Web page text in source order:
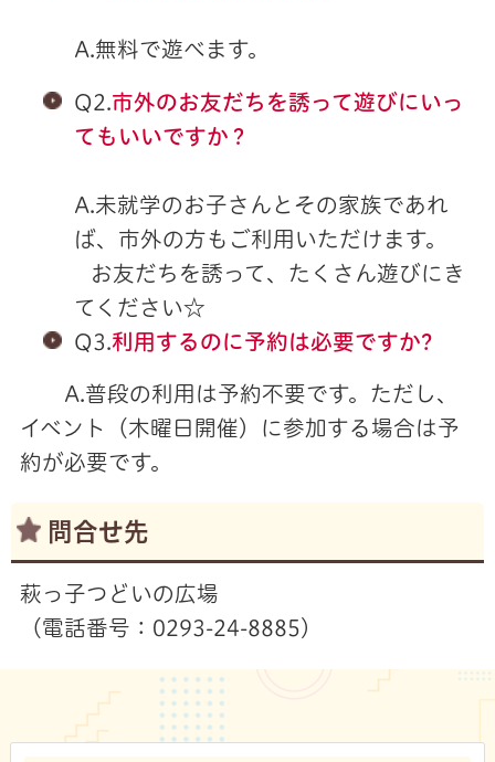
A.無料で遊べます。
Q2. 市外のお友だちを誘って遊びにいっ
てもいいですか？
A.未就学のお子さんとその家族であれ
ば、市外の方もご利用いただけます。
お友だちを誘って、たくさん遊びにき
てください☆
Q3. 利用するのに予約は必要ですか?
A.普段の利用は予約不要です。ただし、
イベント（木曜日開催）に参加する場合は予
約が必要です。
問合せ先
萩っ子つどいの広場
（電話番号：0293-24-8885）